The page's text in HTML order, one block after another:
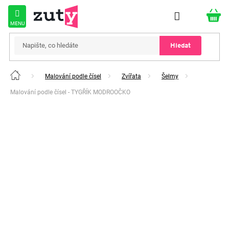
Přejít
obsah
Hledat
Domů Malování podle čísel Zvířata Šelmy
Malování podle čísel - TYGŘÍK MODROOČKO